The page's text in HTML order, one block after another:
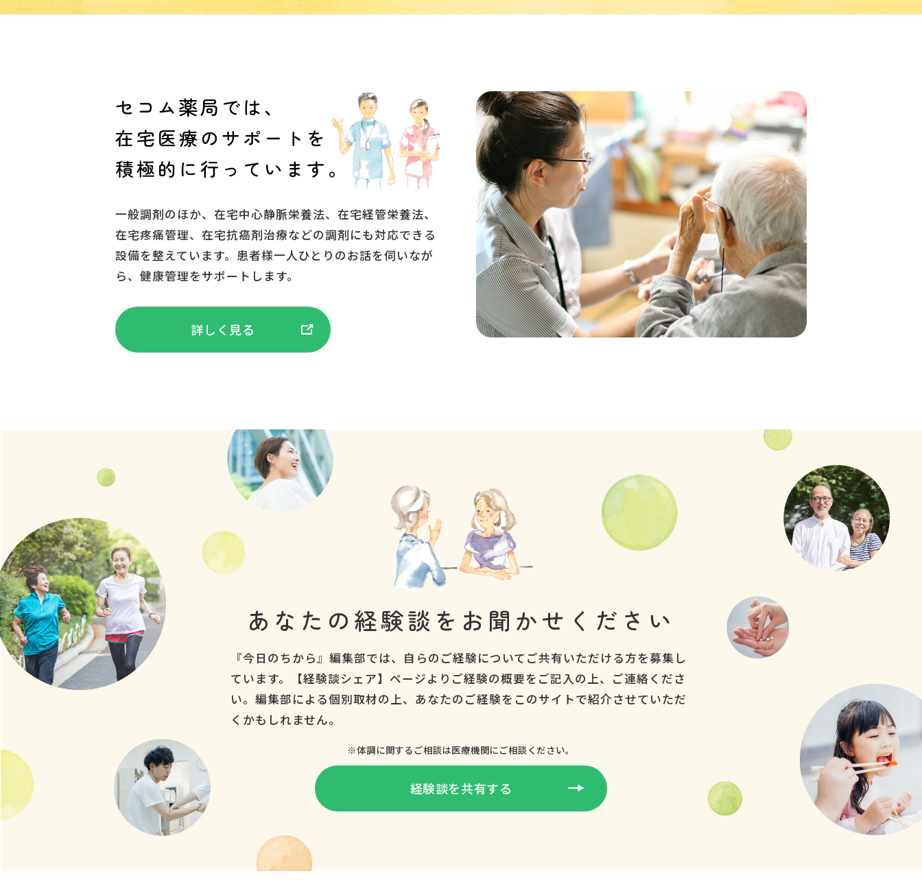
セコム薬局では、
在宅医療のサポートを
積極的に行っています。
一般調剤のほか、在宅中心静脈栄養法、在宅経管栄養法、
在宅疼痛管理、在宅抗癌剤治療などの調剤にも対応できる
設備を整えています。患者様一人ひとりのお話を伺いなが
ら、健康管理をサポートします。
詳しく見る
あなたの経験談を お聞かせください
『今日のちから』編集部では、自らのご経験についてご共有いただける方を募集し
ています。【経験談シェア】ページよりご経験の概要をご記入の上、ご連絡くださ
い。編集部による個別取材の上、あなたのご経験をこのサイトで紹介させていただ
くかもしれません。
※体調に関するご相談は医療機関にご相談ください。
経験談を共有する